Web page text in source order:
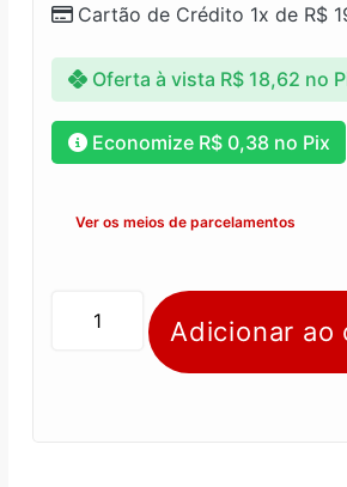
Cartão de Crédito 1x de R$
Oferta à vista R$18,62 no
Economize R$0,38 no Pix
Ver os meios de parcelamentos
Adicionar ao